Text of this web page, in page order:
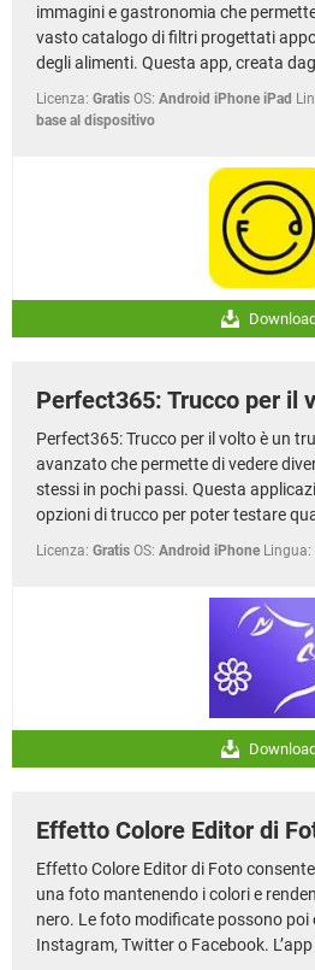
immagini e gastronomia che
vasto catalogo di filtri progettati
degli alimenti. Questa app, creata
Licenza: Gratis OS: Android iPhone iPad
base al dispositivo
Perfect365: Trucco per il
Perfect365: Trucco per il volto è un
avanzato che permette di vedere
stessi in pochi passi. Questa
opzioni di trucco per poter testare
Licenza: Gratis OS: Android iPhone Lingua:
Effetto Colore Editor di
Effetto Colore Editor di Foto
una foto mantenendo i colori e
nero. Le foto modificate possono poi
Instagram, Twitter o Facebook.